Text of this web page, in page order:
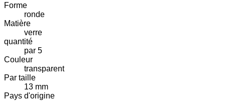
Forme
ronde
Matière
verre
quantité
par 5
Couleur
transparent
Par taille
13 mm
Pays d'origine